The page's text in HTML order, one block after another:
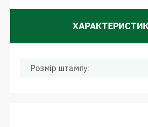
Розмір штампу: